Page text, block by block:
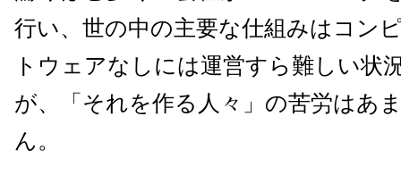
行い、世の中の主要な仕組みはコン
トウェアなしには運営すら難しい状
が、「それを作る人々」の苦労はあ
ん。